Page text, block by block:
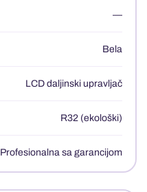
—
Bela
LCD daljinski upravljač
R32 (ekološki)
Profesionalna sa garancijom